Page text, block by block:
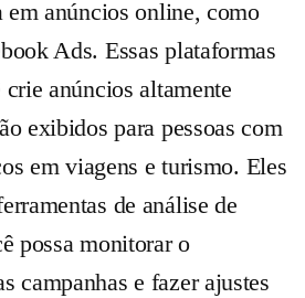
anúncios online, como
Ads. Essas plataformas
anúncios altamente
exibidos para pessoas com
em viagens e turismo. Eles
de análise de
possa monitorar o
campanhas e fazer ajustes